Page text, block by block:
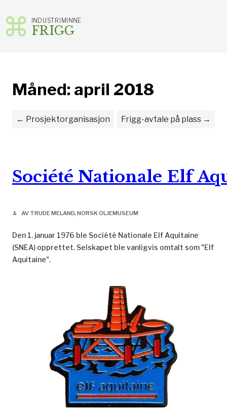
INDUSTRIMINNE
FRIGG
Måned: april 2018
Prosjektorganisasjon Frigg-avtale på plass
Société Nationale Elf
person AV TRUDE MELAND, NORSK OLJEMUSEUM
Den 1. januar 1976 ble Société Nationale Elf Aquitaine
(SNEA) opprettet. Selskapet ble vanligvis omtalt som "Elf
Aquitaine".